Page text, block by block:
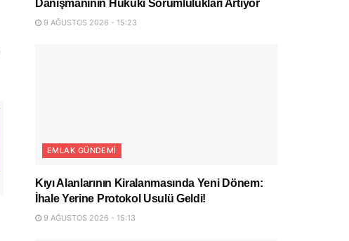
Danışmanının Hukuki Sorumlulukları Artıyor
9 AĞUSTOS 2026 - 15:23
EMLAK GÜNDEMI
Kıyı Alanlarının Kiralanmasında Yeni Dönem:
İhale Yerine Protokol Usulü Geldi!
9 AĞUSTOS 2026 - 15:13